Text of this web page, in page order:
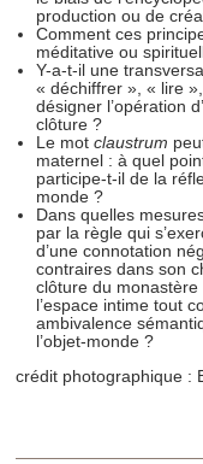
consentement à
les cookies.
Les cookies nous
et les annonces,
médias sociaux et
partageons
notre site avec nos
publicité et
d'autres
ont collectées lors
production ou de
Comment ces
méditative ou
Y-a-t-il une
« déchiffrer », « lire
désigner l’opération
clôture ?
Le mot claustrum
maternel : à quel
participe-t-il de la
monde ?
Dans quelles
par la règle qui
d’une connotation
contraires dans son
clôture du
l’espace intime tout
ambivalence
l’objet-monde ?
crédit photographique :